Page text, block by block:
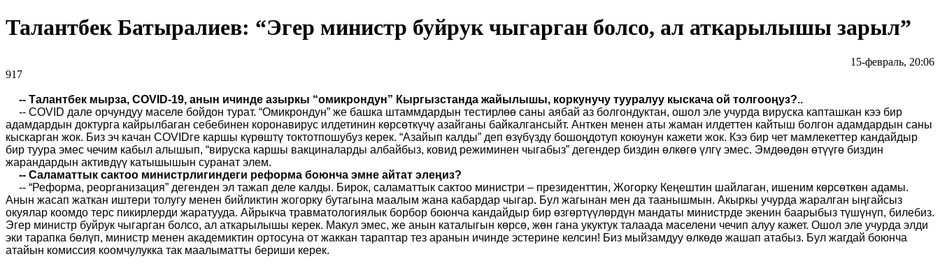
Талантбек Батыралиев: “Эгер министр буйрук чыгарган болсо, ал аткарылышы зарыл”
15-февраль, 20:06
917 ᠌ ᠌ ᠌ ᠌᠌ ᠌ ᠌᠌
-- Талантбек мырза, COVID-19, анын ичинде азыркы “омикрондун” Кыргызстанда жайылышы, коркунучу тууралуу кыскача ой толгооңуз?..
-- COVID дале орчундуу маселе бойдон турат. “Омикрондун” же башка штаммдардын тестирлөө саны аябай аз болгондуктан, ошол эле учурда вируска капташкан кээ бир
адамдардын доктурга кайрылбаган себебинен коронавирус илдетинин көрсөткүчү азайганы байкалгансыйт. Анткен менен аты жаман илдеттен кайтыш болгон адамдардын саны
кыскарган жок. Биз эч качан COVIDге каршы күрөштү токтотпошубуз керек. “Азайып калды” деп өзүбүздү бошоңдотуп коюунун кажети жок. Кээ бир чет мамлекеттер кандайдыр
бир туура эмес чечим кабыл алышып, “вируска каршы вакциналарды албайбыз, ковид режиминен чыгабыз” дегендер биздин өлкөгө үлгү эмес. Эмдөөдөн өтүүгө биздин
жарандардын активдүү катышышын суранат элем.
-- Саламаттык сактоо министрлигиндеги реформа боюнча эмне айтат элеңиз?
-- “Реформа, реорганизация” дегенден эл тажап деле калды. Бирок, саламаттык сактоо министри – президенттин, Жогорку Кеңештин шайлаган, ишеним көрсөткөн адамы.
Анын жасап жаткан иштери толугу менен бийликтин жогорку бутагына маалым жана кабардар чыгар. Бул жагынан мен да таанышмын. Акыркы учурда жаралган ыңгайсыз
окуялар коомдо терс пикирлерди жаратууда. Айрыкча травматологиялык борбор боюнча кандайдыр бир өзгөртүүлөрдүн мандаты министрде экенин баарыбыз түшүнүп, билебиз.
Эгер министр буйрук чыгарган болсо, ал аткарылышы керек. Макул эмес, же анын каталыгын көрсө, жөн гана укуктук талаада маселени чечип алуу кажет. Ошол эле учурда элди
эки тарапка бөлүп, министр менен академиктин ортосуна от жаккан тараптар тез аранын ичинде эстерине келсин! Биз мыйзамдуу өлкөдө жашап атабыз. Бул жагдай боюнча
атайын комиссия коомчулукка так маалыматты бериши керек.